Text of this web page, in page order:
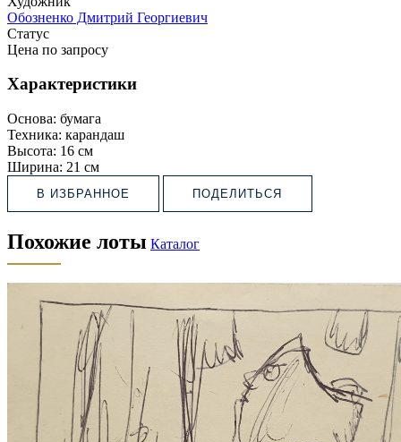
Обозненко Дмитрий Георгиевич
Статус
Цена по запросу
Характеристики
Основа: бумага
Техника: карандаш
Высота: 16 см
Ширина: 21 см
В ИЗБРАННОЕ ПОДЕЛИТЬСЯ
Похожие лоты Каталог